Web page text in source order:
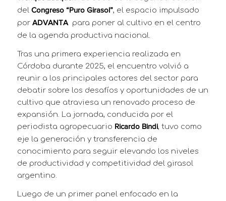
del Congreso “Puro Girasol”, el espacio impulsado
por ADVANTA para poner al cultivo en el centro
de la agenda productiva nacional.
Tras una primera experiencia realizada en
Córdoba durante 2025, el encuentro volvió a
reunir a los principales actores del sector para
debatir sobre los desafíos y oportunidades de un
cultivo que atraviesa un renovado proceso de
expansión. La jornada, conducida por el
periodista agropecuario Ricardo Bindi, tuvo como
eje la generación y transferencia de
conocimiento para seguir elevando los niveles
de productividad y competitividad del girasol
argentino.
Luego de un primer panel enfocado en la